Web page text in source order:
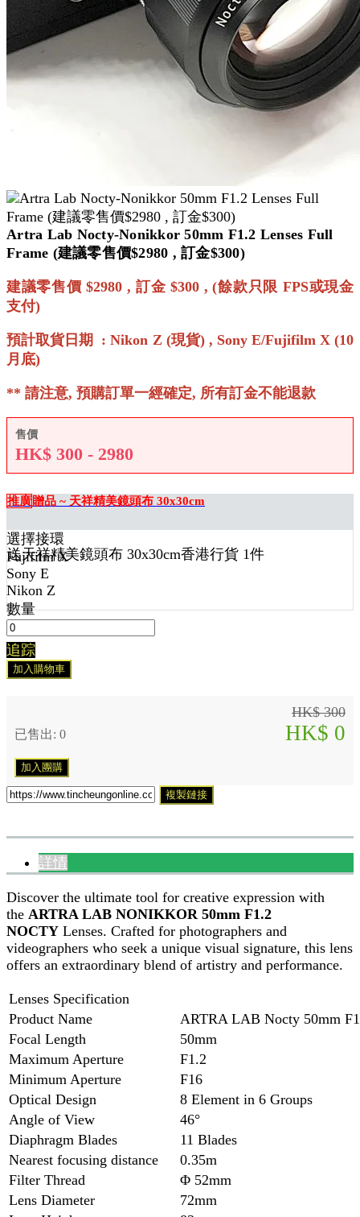
Artra Lab Nocty-Nonikkor 50mm F1.2 Lenses Full
Frame (建議零售價$2980 , 訂金$300)
建議零售價 $2980 , 訂金 $300 , (餘款只限 FPS或現金
支付)
預計取貨日期
: Nikon Z (現貨) , Sony E/Fujifilm X (10
月底)
** 請注意, 預購訂單一經確定, 所有訂金不能退款
售價
HK$ 300 - 2980
推廣贈品 ~ 天祥精美鏡頭布 30x30cm
送天祥精美鏡頭布 30x30cm香港行貨 1件
選擇接環
Fujifilm X
Sony E
Nikon Z
數量
追踪
加入購物車
HK$ 300
已售出: 0 HK$ 0
加入團購
複製鏈接
詳情
Discover the ultimate tool for creative expression with
the ARTRA LAB NONIKKOR 50mm F1.2
NOCTY Lenses. Crafted for photographers and
videographers who seek a unique visual signature, this lens
offers an extraordinary blend of artistry and performance.
Lenses Specification
Product Name
ARTRA LAB Nocty 50mm
Focal Length
50mm
Maximum Aperture
F1.2
Minimum Aperture
F16
Optical Design
8 Element in 6 Groups
Angle of View
46°
Diaphragm Blades
11 Blades
Nearest focusing distance
0.35m
Filter Thread
Φ 52mm
Lens Diameter
72mm